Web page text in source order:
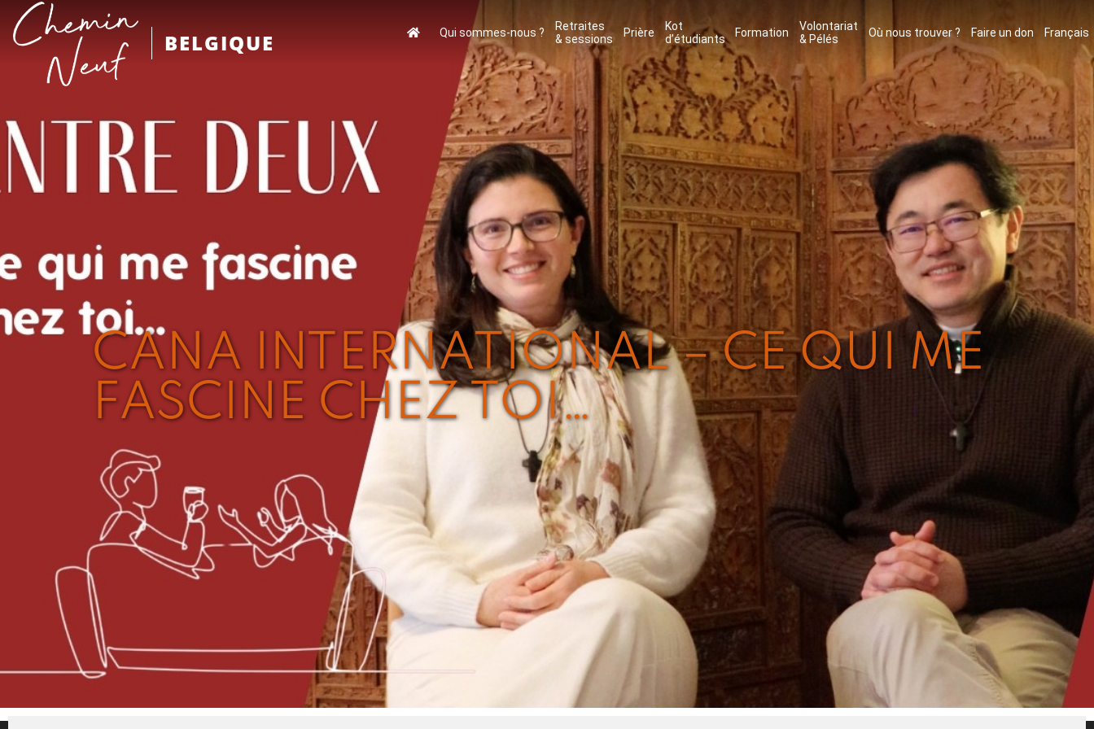
BELGIQUE Qui sommes-nous ?
Retraites
& sessions
Prière
Kot
d’étudiants
Formation
Volontariat
& Pélés
Où nous trouver ? Faire un don Français
CANA INTERNATIONAL – CE QUI ME
FASCINE CHEZ TOI…